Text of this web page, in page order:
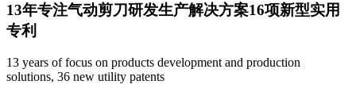
13年专注气动剪刀研发生产解决方案16项新型实用
专利
13 years of focus on products development and production
solutions, 36 new utility patents